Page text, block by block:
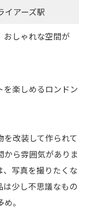
イアーズ駅
おしゃれな空間が
を楽しめるロンドン
改装して作られて
から雰囲気がありま
、写真を撮りたくな
は少し不思議なもの
。